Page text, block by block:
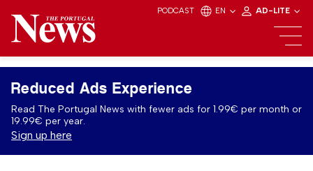
PODCAST EN AD-LITE
Reduced Ads Experience
Read The Portugal News with fewer ads for 1.99€ per month or
19.99€ per year.
Sign up here